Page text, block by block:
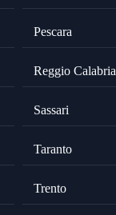
Pescara
Reggio Calabria
Sassari
Taranto
Trento